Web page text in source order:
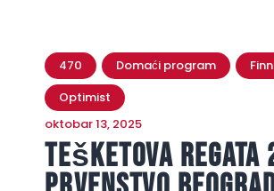
470 Domaći program Finn
Optimist
oktobar 13, 2025
Tešketova regata